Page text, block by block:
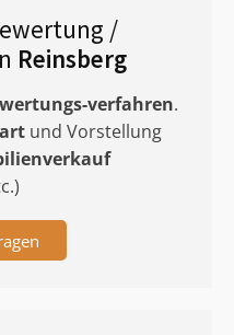
/
Reinsberg
verfahren.
und Vorstellung